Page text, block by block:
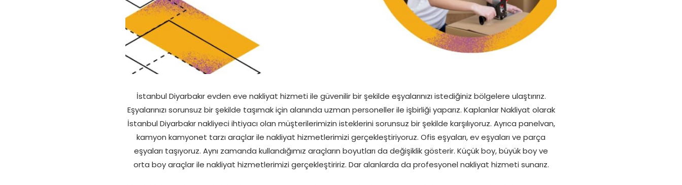
İstanbul Diyarbakır evden eve nakliyat hizmeti ile güvenilir bir şekilde eşyalarınızı istediğiniz bölgelere ulaştırırız.
Eşyalarınızı sorunsuz bir şekilde taşımak için alanında uzman personeller ile işbirliği yaparız. Kaplanlar Nakliyat olarak
İstanbul Diyarbakır nakliyeci ihtiyacı olan müşterilerimizin isteklerini sorunsuz bir şekilde karşılıyoruz. Ayrıca panelvan,
kamyon kamyonet tarzı araçlar ile nakliyat hizmetlerimizi gerçekleştiriyoruz. Ofis eşyaları, ev eşyaları ve parça
eşyaları taşıyoruz. Aynı zamanda kullandığımız araçların boyutları da değişiklik gösterir. Küçük boy, büyük boy ve
orta boy araçlar ile nakliyat hizmetlerimizi gerçekleştiririz. Dar alanlarda da profesyonel nakliyat hizmeti sunarız.